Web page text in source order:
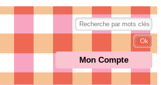
Mon Compte